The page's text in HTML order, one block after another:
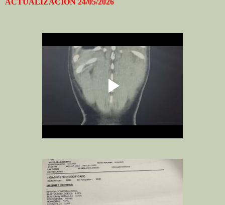
ACTUALIZACIÓN 24/05/2026